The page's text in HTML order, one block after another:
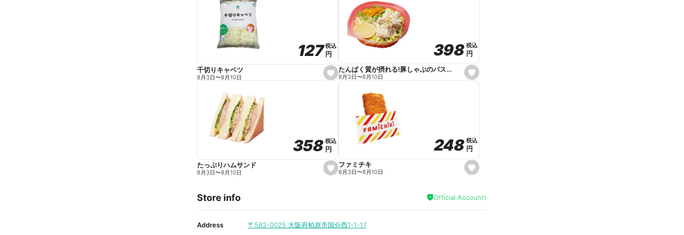
e
e
s
e
e
127
127税込
税込
円
円
千切りキャベツ
8月3日〜8月10日
s
e
e
398
398 税込
税込
円
円
たんぱく質が摂れる!豚しゃぶのパスタサラダ
8月3日〜8月10日
s
e
i
t
358
358税込
税込
円
円
たっぷりハムサンド
8月3日〜8月10日
s
e
a
248
248 税込
税込
円
円
ファミチキ
8月3日〜8月10日
Store info Official Account
Address 〒582-0025 大阪府柏原市国分西1-1-17